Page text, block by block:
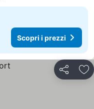
Scopri i prezzi
Condividi